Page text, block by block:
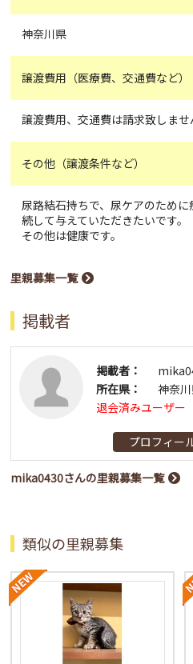
神奈川県
譲渡費用（医療費、交通費など）
譲渡費用、交通費は請求致しませ
その他（譲渡条件など）
尿路結石持ちで、尿ケアのため
続して与えていただきたいです。
その他は健康です。
里親募集一覧
掲載者
掲載者：
所在県：
神奈
退会済みユーザー
プロフィー
mika0430さんの里親募集一覧
類似の里親募集